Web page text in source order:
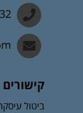
קישורים
ביטול